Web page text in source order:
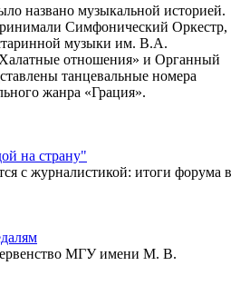
названо музыкальной историей.
Симфонический Оркестр,
музыки им. В.А.
отношения» и Органный
танцевальные номера
жанра «Грация».
на страну"
с журналистикой: итоги форума в
МГУ имени М. В.